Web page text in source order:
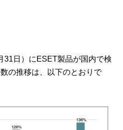
31日）にESET製品が国内で検
の推移は、以下のとおりで